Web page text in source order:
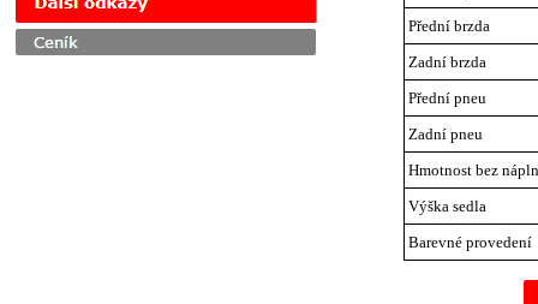
Přední brzda
Zadní brzda
Přední pneu
Zadní pneu
Hmotnost bez
Výška sedla
Barevné provedení